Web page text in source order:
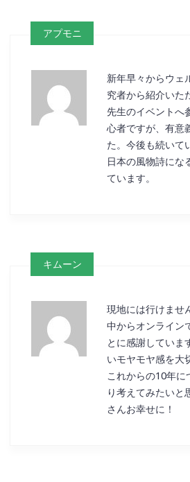
アプモニ
新年早々からウェ
究者から紹介いた
先生のイベントへ
心者ですが、有意
た。今後も続いて
日本の風物詩にな
ています。
キムーン
現地には行けませ
中からオンライン
とに感謝していま
いモヤモヤ感を大
これからの10年に
り考えてみたいと
さんお幸せに！